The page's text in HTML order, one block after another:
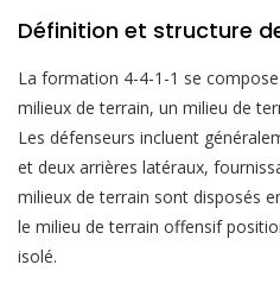
Définition et structure
La formation 4-4-1-1 se
milieux de terrain, un milieu de
Les défenseurs incluent
et deux arrières latéraux,
milieux de terrain sont disposés
le milieu de terrain offensif
isolé.